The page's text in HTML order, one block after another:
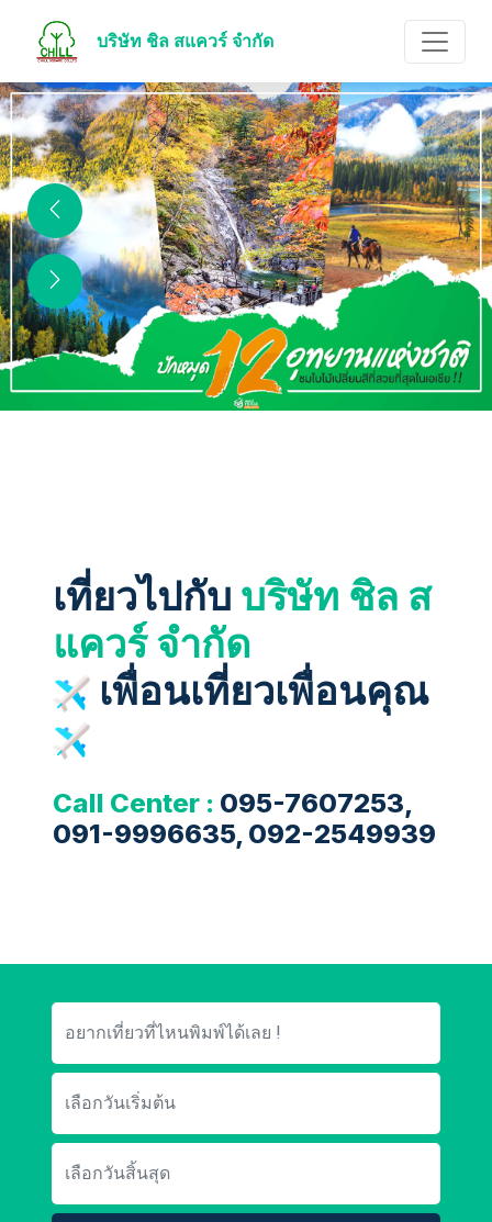
บริษัท ชิล สแควร์ จำกัด
เที่ยวไปกับ บริษัท ชิล ส
แควร์ จำกัด
เพื่อนเที่ยวเพื่อนคุณ
Call Center : 095-7607253,
091-9996635, 092-2549939